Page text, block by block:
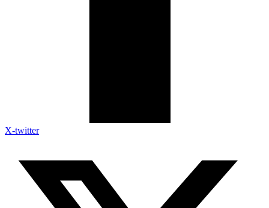
X-twitter